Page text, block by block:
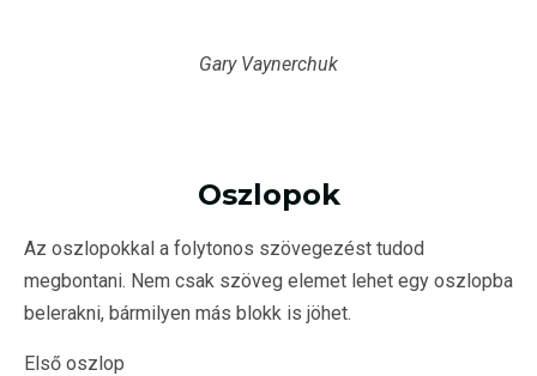
Gary Vaynerchuk
Oszlopok
Az oszlopokkal a folytonos szövegezést tudod
megbontani. Nem csak szöveg elemet lehet egy oszlopba
belerakni, bármilyen más blokk is jöhet.
Első oszlop